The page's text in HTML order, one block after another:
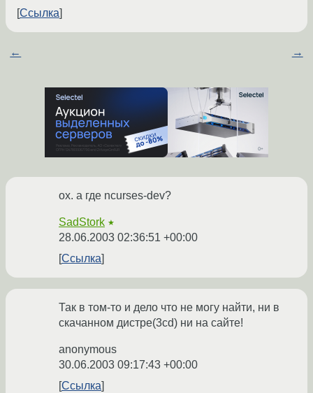
Ссылка
← →
ох. а где ncurses-dev?
SadStork ★
28.06.2003 02:36:51 +00:00
Ссылка
Так в том-то и дело что не могу найти, ни в
скачанном дистре(3cd) ни на сайте!
anonymous
30.06.2003 09:17:43 +00:00
Ссылка